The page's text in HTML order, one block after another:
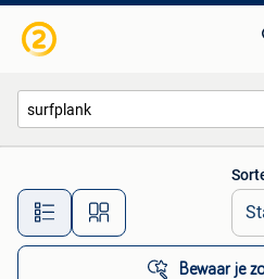
Alle
Bewaar je